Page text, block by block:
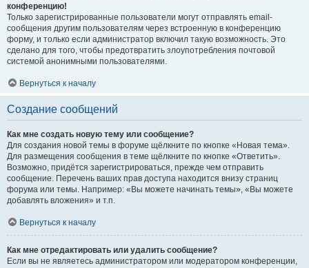
конференцию!
Только зарегистрированные пользователи могут отправлять email-
сообщения другим пользователям через встроенную в конференцию
форму, и только если администратор включил такую возможность. Это
сделано для того, чтобы предотвратить злоупотребления почтовой
системой анонимными пользователями.
Вернуться к началу
Создание сообщений
Как мне создать новую тему или сообщение?
Для создания новой темы в форуме щёлкните по кнопке «Новая тема».
Для размещения сообщения в теме щёлкните по кнопке «Ответить».
Возможно, придётся зарегистрироваться, прежде чем отправить
сообщение. Перечень ваших прав доступа находится внизу страниц
форума или темы. Например: «Вы можете начинать темы», «Вы можете
добавлять вложения» и т.п.
Вернуться к началу
Как мне отредактировать или удалить сообщение?
Если вы не являетесь администратором или модератором конференции,